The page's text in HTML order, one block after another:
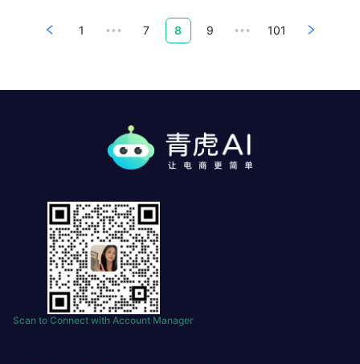
1 ••• 7 8 9 ••• 101
Scan to Connect with Account Manager